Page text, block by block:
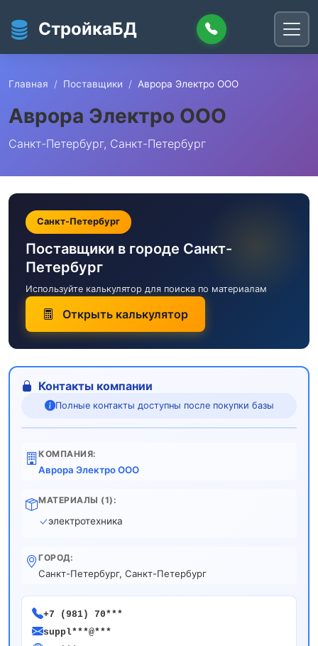
СтройкаБД
Главная Поставщики Аврора Электро ООО
Аврора Электро ООО
Санкт-Петербург, Санкт-Петербург
Санкт-Петербург
Поставщики в городе Санкт-
Петербург
Используйте калькулятор для поиска по материалам
Открыть калькулятор
Контакты компании
Полные контакты доступны после покупки базы
КОМПАНИЯ:
Аврора Электро ООО
МАТЕРИАЛЫ (1):
электротехника
ГОРОД:
Санкт-Петербург, Санкт-Петербург
+7 (981) 70***
suppl***@***